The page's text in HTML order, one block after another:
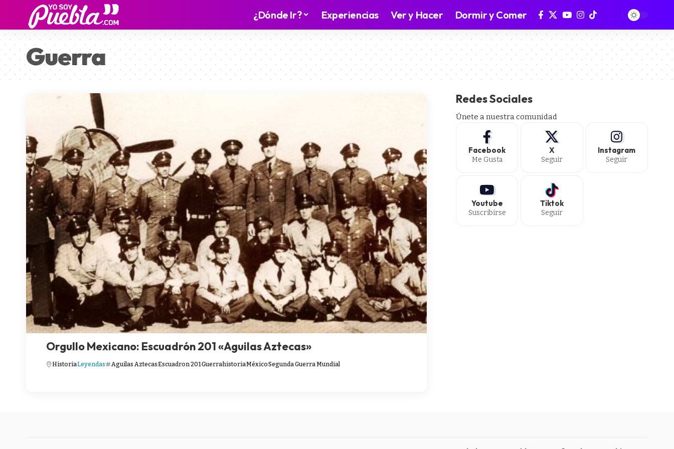
¿Dónde Ir? Experiencias Ver y Hacer Dormir y Comer
Guerra
Orgullo Mexicano: Escuadrón 201 «Aguilas Aztecas»
HistoriaLeyendas Aguilas AztecasEscuadron 201GuerrahistoriaMéxicoSegunda Guerra Mundial
Redes Sociales
Únete a nuestra comunidad
Facebook
Me Gusta
X
Seguir
Instagram
Seguir
Youtube
Suscribirse
Tiktok
Seguir